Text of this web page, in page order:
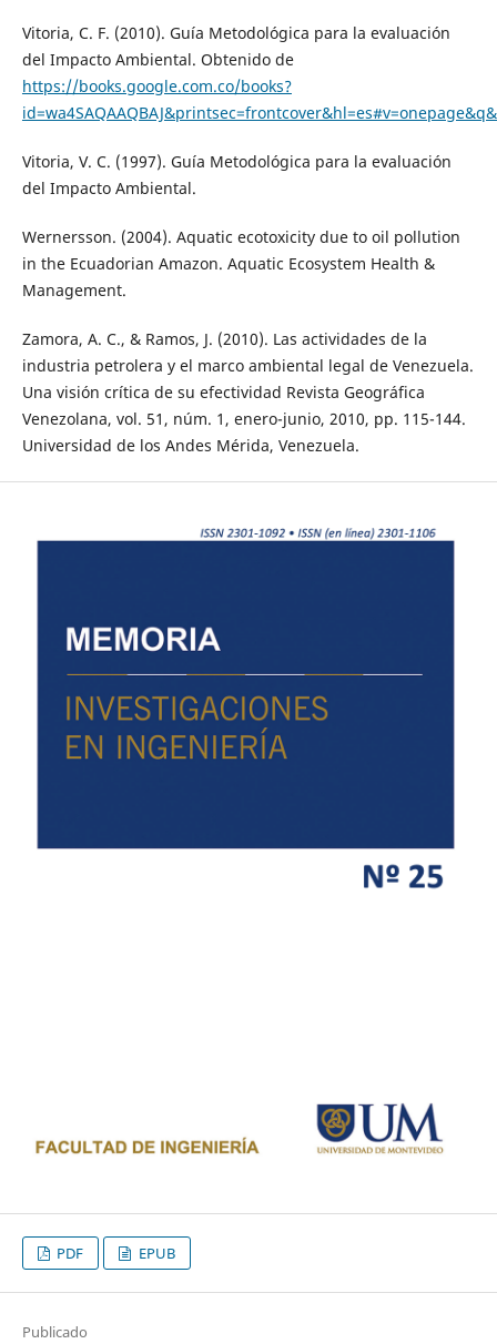
Vitoria, C. F. (2010). Guía Metodológica para la evaluación
del Impacto Ambiental. Obtenido de
https://books.google.com.co/books?
Vitoria, V. C. (1997). Guía Metodológica para la evaluación
del Impacto Ambiental.
Wernersson. (2004). Aquatic ecotoxicity due to oil pollution
in the Ecuadorian Amazon. Aquatic Ecosystem Health &
Management.
Zamora, A. C., & Ramos, J. (2010). Las actividades de la
industria petrolera y el marco ambiental legal de Venezuela.
Una visión crítica de su efectividad Revista Geográfica
Venezolana, vol. 51, núm. 1, enero-junio, 2010, pp. 115-144.
Universidad de los Andes Mérida, Venezuela.
PDF EPUB
Publicado